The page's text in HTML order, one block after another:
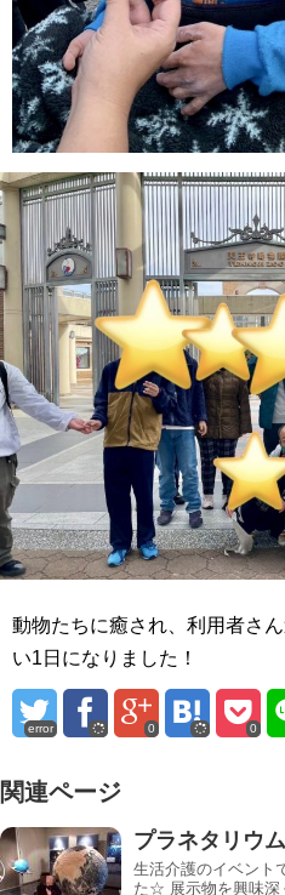
動物たちに癒され、利用者さ
い1日になりました！
error 0 0
関連ページ
プラネタリウム
生活介護のイベント
た☆ 展示物を興味深